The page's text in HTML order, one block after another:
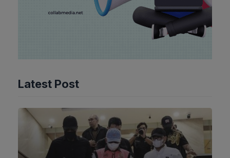
Latest Post